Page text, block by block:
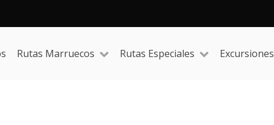
Rutas Marruecos Rutas Especiales Excursiones